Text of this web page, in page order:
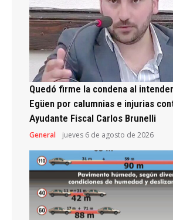
Quedó firme la condena al
Egüen por calumnias e injurias
Ayudante Fiscal Carlos Brunelli
General jueves 6 de agosto de 2026